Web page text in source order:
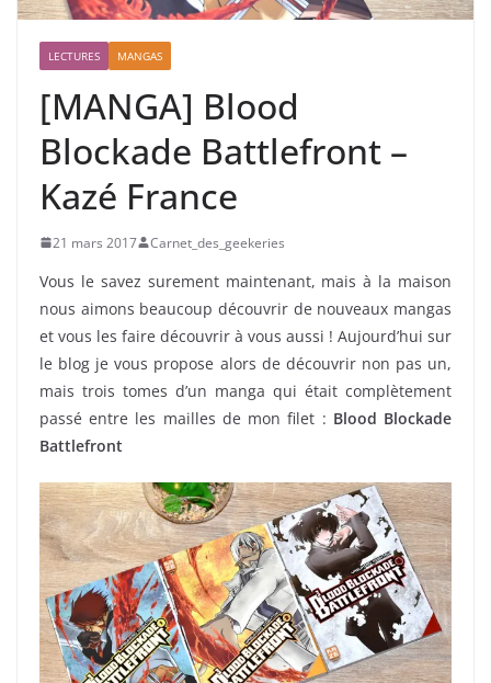
LECTURES MANGAS
[MANGA] Blood
Blockade Battlefront –
Kazé France
21 mars 2017 Carnet_des_geekeries
Vous le savez surement maintenant, mais à la maison
nous aimons beaucoup découvrir de nouveaux mangas
et vous les faire découvrir à vous aussi ! Aujourd’hui sur
le blog je vous propose alors de découvrir non pas un,
mais trois tomes d’un manga qui était complètement
passé entre les mailles de mon filet : Blood Blockade
Battlefront